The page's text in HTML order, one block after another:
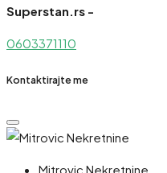
Superstan.rs -
0603371110
Kontaktirajte me
Mitrovic Nekretnine